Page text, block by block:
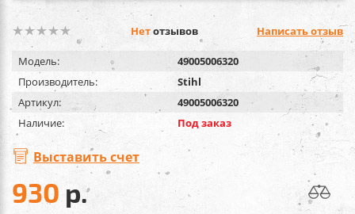
Нетотзывов Написать отзыв
Модель:
49005006320
Производитель:
Stihl
Артикул:
49005006320
Наличие:
Под заказ
Выставить счет
930р.